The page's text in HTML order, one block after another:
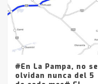
#En La Pampa, no se
olvidan nunca del 5